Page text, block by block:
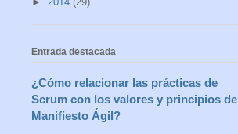
Entrada destacada
¿Cómo relacionar las prácticas de
Scrum con los valores y principios de
Manifiesto Ágil?